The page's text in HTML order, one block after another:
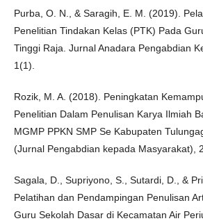
Purba, O. N., & Saragih, E. M. (2019).
Penelitian Tindakan Kelas (PTK) Pada
Tinggi Raja. Jurnal Anadara Pengabdian
1(1).
Rozik, M. A. (2018). Peningkatan
Penelitian Dalam Penulisan Karya Ilmiah
MGMP PPKN SMP Se Kabupaten
(Jurnal Pengabdian kepada Masyarakat),
Sagala, D., Supriyono, S., Sutardi, D., &
Pelatihan dan Pendampingan Penulisan
Guru Sekolah Dasar di Kecamatan Air